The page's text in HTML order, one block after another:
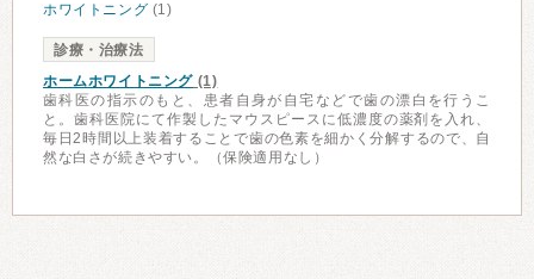
ホワイトニング (1)
診療・治療法
ホームホワイトニング (1)
歯科医の指示のもと、患者自身が自宅などで歯の漂白を行うこ
と。歯科医院にて作製したマウスピースに低濃度の薬剤を入れ、
毎日2時間以上装着することで歯の色素を細かく分解するので、自
然な白さが続きやすい。（保険適用なし）